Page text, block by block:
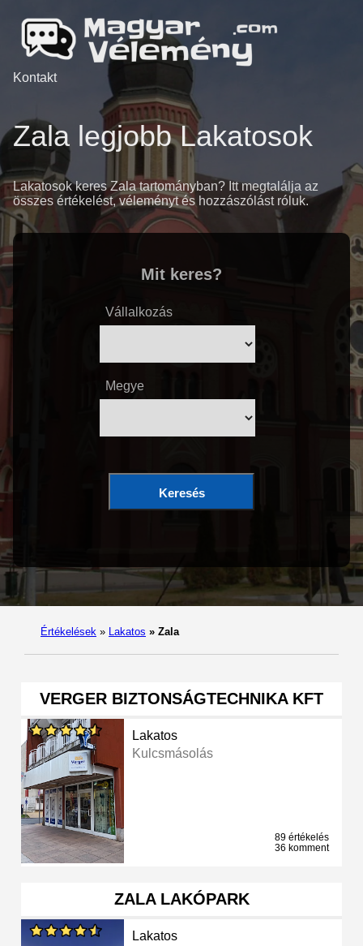
Kontakt
Zala legjobb Lakatosok
Lakatosok keres Zala tartományban? Itt megtalálja az
összes értékelést, véleményt és hozzászólást róluk.
Mit keres?
Vállalkozás
Megye
Keresés
Értékelések » Lakatos » Zala
VERGER BIZTONSÁGTECHNIKA KFT
Lakatos
Kulcsmásolás
89 értékelés
36 komment
ZALA LAKÓPARK
Lakatos